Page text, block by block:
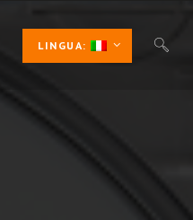
LINGUA: